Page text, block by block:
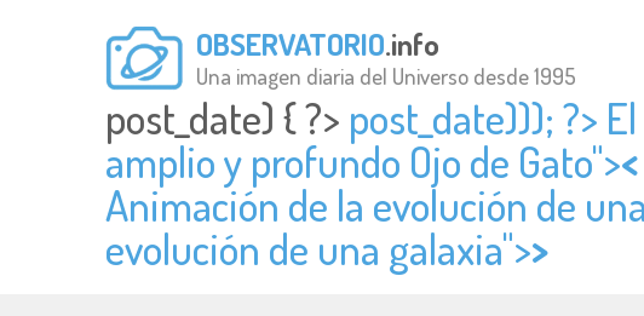
OBSERVATORIO.info
Una imagen diaria del Universo desde 1995
post_date) { ?> post_date))); ?>
amplio y profundo Ojo de Gato"><
Animación de la evolución de
evolución de una galaxia">>